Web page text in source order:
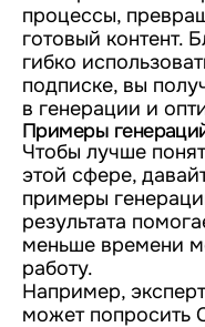
процессы,
готовый контент.
гибко
подписке, вы
в генерации и
Примеры
Чтобы лучше
этой сфере,
примеры
результата
меньше времени
работу.
Например,
может попросить